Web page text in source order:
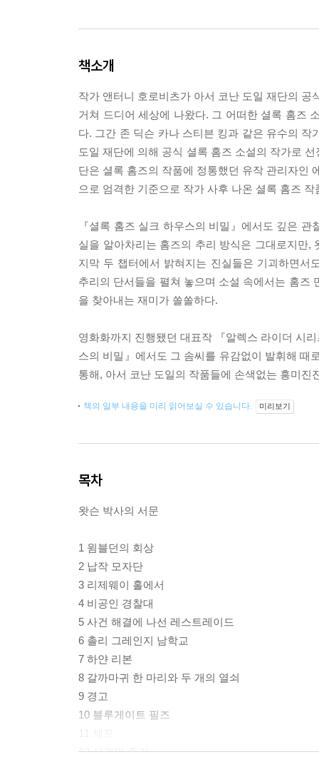
책소개
작가 앤터니 호로비츠가 아서 코난 도일 재단의
거쳐 드디어 세상에 나왔다. 그 어떠한 셜록 홈즈
다. 그간 존 딕슨 카나 스티븐 킹과 같은 유수의
도일 재단에 의해 공식 셜록 홈즈 소설의 작가로
단은 셜록 홈즈의 작품에 정통했던 유작 관리자인
으로 엄격한 기준으로 작가 사후 나온 셜록 홈즈
『셜록 홈즈 실크 하우스의 비밀』에서도 깊은
실을 알아차리는 홈즈의 추리 방식은 그대로지만
지막 두 챕터에서 밝혀지는 진실들은 기괴하면서
추리의 단서들을 펼쳐 놓으며 소설 속에서는 홈즈
을 찾아내는 재미가 쏠쏠하다.
영화화까지 진행됐던 대표작 『알렉스 라이더 시
스의 비밀』에서도 그 솜씨를 유감없이 발휘해 때
통해, 아서 코난 도일의 작품들에 손색없는 흥미
책의 일부 내용을 미리 읽어보실 수 있습니다. 미리보기
목차
왓슨 박사의 서문
1 윔블던의 회상
2 납작 모자단
3 리제웨이 홀에서
4 비공인 경찰대
5 사건 해결에 나선 레스트레이드
6 촐리 그레인지 남학교
7 하얀 리본
8 갈까마귀 한 마리와 두 개의 열쇠
9 경고
10 블루게이트 필즈
12 사건의 증거